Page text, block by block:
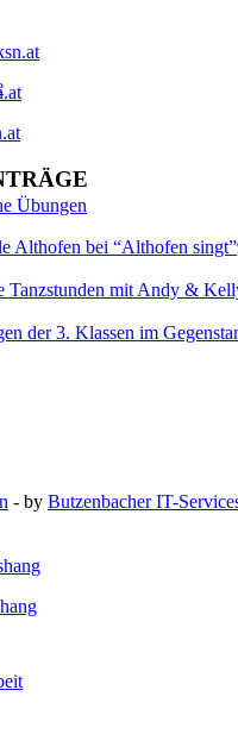
Übungen
Althofen bei “Althofen singt”
Tanzstunden mit Andy &
der 3. Klassen im
- by Butzenbacher IT-